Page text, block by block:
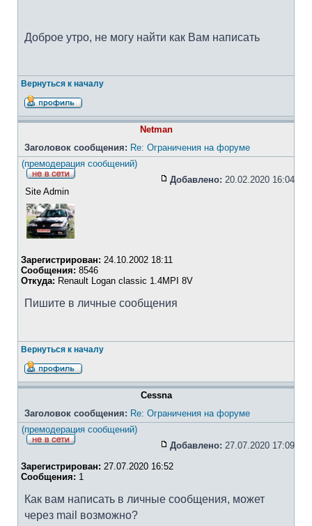
Доброе утро, не могу найти как Вам написать
Вернуться к началу
Netman
Заголовок сообщения: Re: Ограничения на форуме
(премодерация сообщений)
Добавлено: 20.02.2020 16:04
Site Admin
Зарегистрирован: 24.10.2002 18:11
Сообщения: 8546
Откуда: Renault Logan classic 1.4MPI 8V
Пишите в личные сообщения
Вернуться к началу
Cessna
Заголовок сообщения: Re: Ограничения на форуме
(премодерация сообщений)
Добавлено: 27.07.2020 17:09
Зарегистрирован: 27.07.2020 16:52
Сообщения: 1
Как вам написать в личные сообщения, может
через mail возможно?